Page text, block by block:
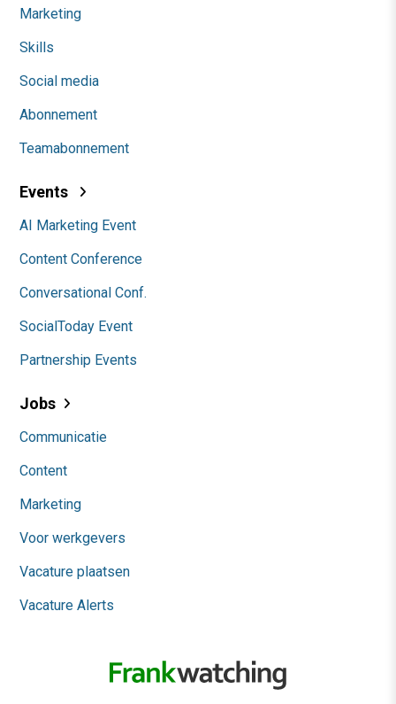
Marketing
Skills
Social media
Abonnement
Teamabonnement
Events
AI Marketing Event
Content Conference
Conversational Conf.
SocialToday Event
Partnership Events
Jobs
Communicatie
Content
Marketing
Voor werkgevers
Vacature plaatsen
Vacature Alerts